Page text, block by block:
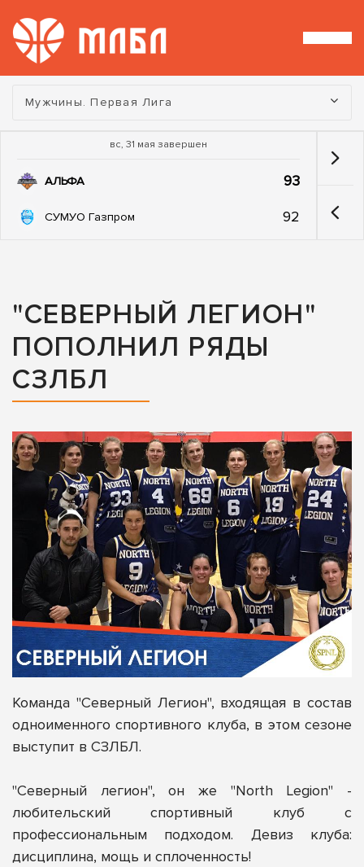
Турнир:
Мужчины. Первая Лига
вс, 31 мая завершен
АЛЬФА 93
СУМУО Газпром 92
"СЕВЕРНЫЙ ЛЕГИОН"
ПОПОЛНИЛ РЯДЫ
СЗЛБЛ
Команда "Северный Легион", входящая в состав
одноименного спортивного клуба, в этом сезоне
выступит в СЗЛБЛ.
"Северный легион", он же "North Legion" -
любительский спортивный клуб с
профессиональным подходом. Девиз клуба:
дисциплина, мощь и сплоченность!